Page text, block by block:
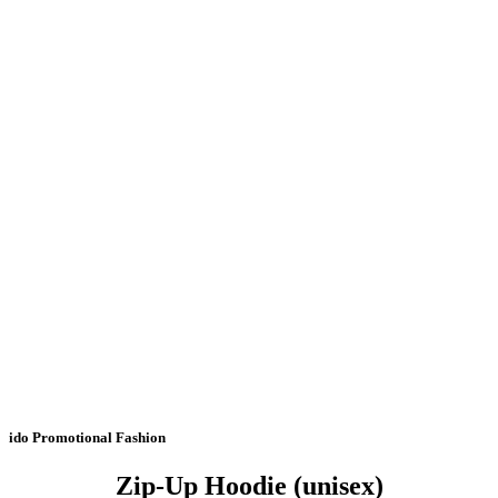
ido Promotional Fashion
Zip-Up Hoodie (unisex)